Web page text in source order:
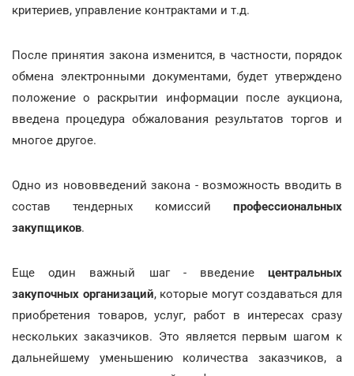
критериев, управление контрактами и т.д.
После принятия закона изменится, в частности, порядок
обмена электронными документами, будет утверждено
положение о раскрытии информации после аукциона,
введена процедура обжалования результатов торгов и
многое другое.
Одно из нововведений закона - возможность вводить в
состав тендерных комиссий профессиональных
закупщиков.
Еще один важный шаг - введение центральных
закупочных организаций, которые могут создаваться для
приобретения товаров, услуг, работ в интересах сразу
нескольких заказчиков. Это является первым шагом к
дальнейшему уменьшению количества заказчиков, а